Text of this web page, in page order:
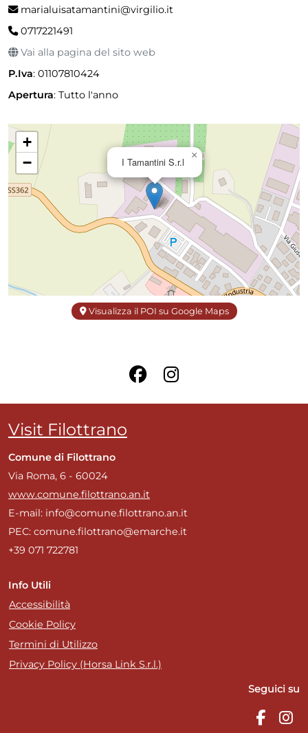
marialuisatamantini@virgilio.it
0717221491
Vai alla pagina del sito web
P.Iva: 01107810424
Apertura: Tutto l'anno
I Tamantini S.r.l
×
+
−
Visualizza il POI su Google Maps
Visit Filottrano
Comune di Filottrano
Via Roma, 6 - 60024
www.comune.filottrano.an.it
E-mail: info@comune.filottrano.an.it
PEC: comune.filottrano@emarche.it
+39 071 722781
Info Utili
Accessibilità
Cookie Policy
Termini di Utilizzo
Privacy Policy (Horsa Link S.r.l.)
Seguici su